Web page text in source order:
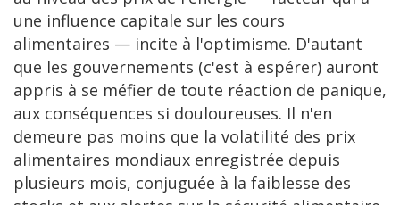
une influence capitale sur les cours
alimentaires — incite à l'optimisme. D'autant
que les gouvernements (c'est à espérer) auront
appris à se méfier de toute réaction de panique,
aux conséquences si douloureuses. Il n'en
demeure pas moins que la volatilité des prix
alimentaires mondiaux enregistrée depuis
plusieurs mois, conjuguée à la faiblesse des